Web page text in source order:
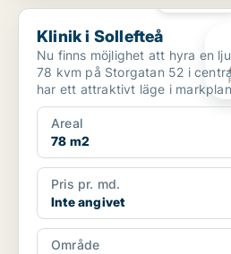
Klinik i Sollefteå
Klinik i Sollefteå
Nu finns möjlighet att hyra en
78 kvm på Storgatan 52 i
har ett attraktivt läge i
Areal
78 m2
Pris pr. md.
Inte angivet
Område